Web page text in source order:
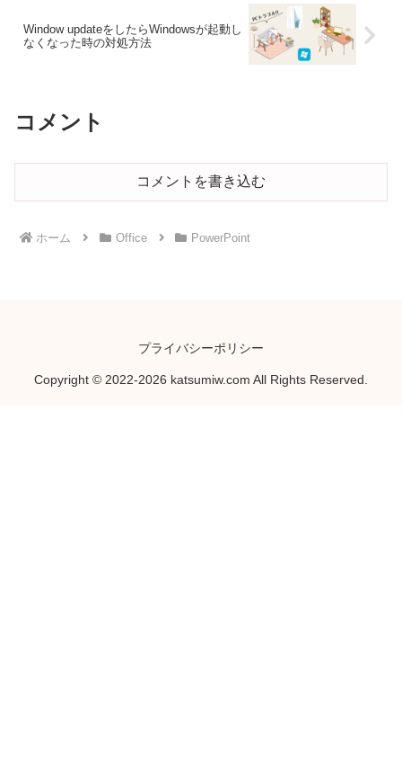
Window updateをしたらWindowsが起動し
なくなった時の対処方法
コメント
コメントを書き込む
ホーム Office PowerPoint
プライバシーポリシー
Copyright © 2022-2026 katsumiw.com All Rights Reserved.